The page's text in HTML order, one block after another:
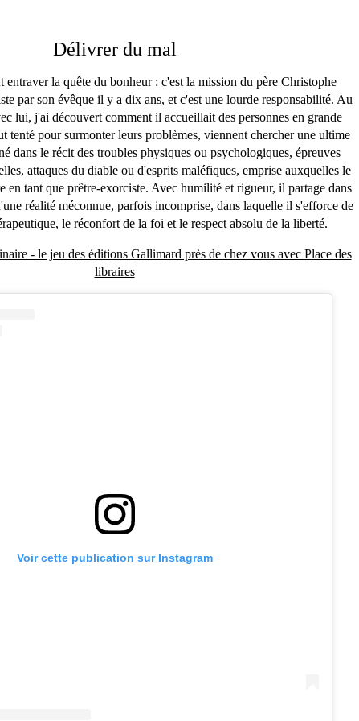
Délivrer du mal
entraver la quête du bonheur : c'est la mission du père Christophe
par son évêque il y a dix ans, et c'est une lourde responsabilité. Au
lui, j'ai découvert comment il accueillait des personnes en grande
tenté pour surmonter leurs problèmes, viennent chercher une ultime
dans le récit des troubles physiques ou psychologiques, épreuves
attaques du diable ou d'esprits maléfiques, emprise auxquelles le
en tant que prêtre-exorciste. Avec humilité et rigueur, il partage dans
réalité méconnue, parfois incomprise, dans laquelle il s'efforce de
le réconfort de la foi et le respect absolu de la liberté.
- le jeu des éditions Gallimard près de chez vous avec Place des
libraires
Voir cette publication sur Instagram